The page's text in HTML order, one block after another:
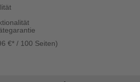
€* / 100 Seiten)